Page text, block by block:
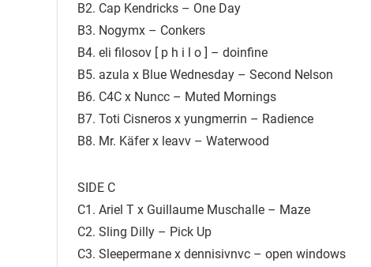
B2. Cap Kendricks – One Day
B3. Nogymx – Conkers
B4. eli filosov [ p h i l o ] – doinfine
B5. azula x Blue Wednesday – Second Nelson
B6. C4C x Nuncc – Muted Mornings
B7. Toti Cisneros x yungmerrin – Radience
B8. Mr. Käfer x leavv – Waterwood
SIDE C
C1. Ariel T x Guillaume Muschalle – Maze
C2. Sling Dilly – Pick Up
C3. Sleepermane x dennisivnvc – open windows